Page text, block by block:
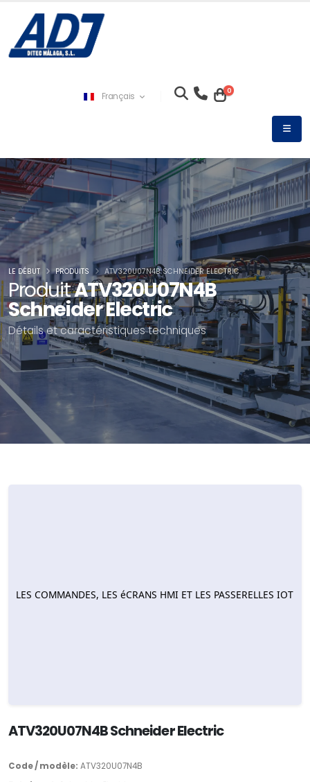
Français 0
ProduitATV320U07N4B
Schneider Electric
Détails et caractéristiques techniques
LE DÉBUT PRODUITS ATV320U07N4B SCHNEIDER ELECTRIC
ATV320U07N4B Schneider Electric
Code / modèle: ATV320U07N4B